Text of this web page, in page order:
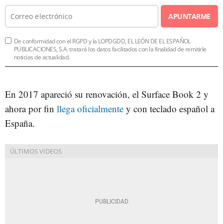
APUNTARME
De conformidad con el RGPD y la LOPDGDD, EL LEÓN DE EL ESPAÑOL
PUBLICACIONES, S.A. tratará los datos facilitados con la finalidad de remitirle
noticias de actualidad.
En 2017 apareció su renovación, el Surface Book 2 y
ahora por fin llega oficialmente y con teclado español a
España.